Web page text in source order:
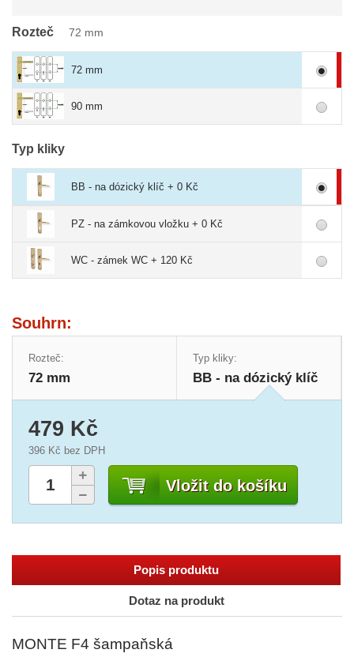
Rozteč 72 mm
72 mm
90 mm
Typ kliky
BB - na dózický klíč + 0 Kč
PZ - na zámkovou vložku + 0 Kč
WC - zámek WC + 120 Kč
Souhrn:
Rozteč:
72 mm
Typ kliky:
BB - na dózický klíč
Vložit do košíku
479 Kč
396 Kč bez DPH
Popis produktu
Dotaz na produkt
MONTE F4 šampaňská